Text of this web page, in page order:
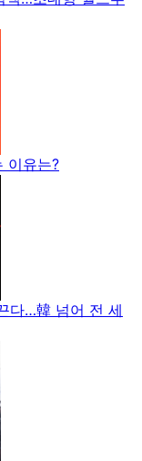
이유는?
다…韓 넘어 전 세